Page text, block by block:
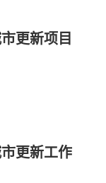
更新项目
更新工作